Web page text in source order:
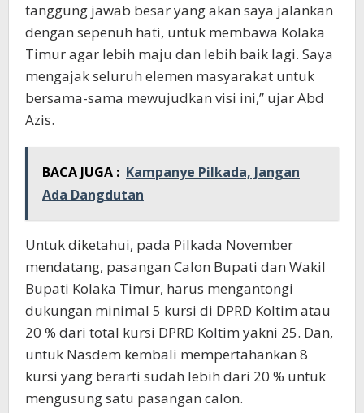
tanggung jawab besar yang akan saya jalankan
dengan sepenuh hati, untuk membawa Kolaka
Timur agar lebih maju dan lebih baik lagi. Saya
mengajak seluruh elemen masyarakat untuk
bersama-sama mewujudkan visi ini,” ujar Abd
Azis.
BACA JUGA : Kampanye Pilkada, Jangan
Ada Dangdutan
Untuk diketahui, pada Pilkada November
mendatang, pasangan Calon Bupati dan Wakil
Bupati Kolaka Timur, harus mengantongi
dukungan minimal 5 kursi di DPRD Koltim atau
20 % dari total kursi DPRD Koltim yakni 25. Dan,
untuk Nasdem kembali mempertahankan 8
kursi yang berarti sudah lebih dari 20 % untuk
mengusung satu pasangan calon.